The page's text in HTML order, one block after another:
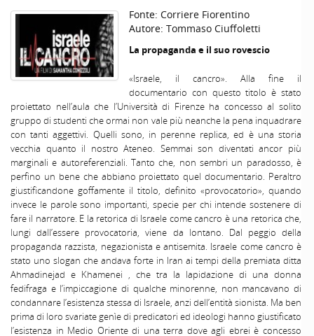
Fonte: Corriere Fiorentino
Autore: Tommaso Ciuffoletti
La propaganda e il suo rovescio
«Israele, il cancro». Alla fine il
documentario con questo titolo è stato
proiettato nell’aula che l’Università di Firenze ha concesso al solito
gruppo di studenti che ormai non vale più neanche la pena inquadrare
con tanti aggettivi. Quelli sono, in perenne replica, ed è una storia
vecchia quanto il nostro Ateneo. Semmai son diventati ancor più
marginali e autoreferenziali. Tanto che, non sembri un paradosso, è
perfino un bene che abbiano proiettato quel documentario. Peraltro
giustificandone goffamente il titolo, definito «provocatorio», quando
invece le parole sono importanti, specie per chi intende sostenere di
fare il narratore. E la retorica di Israele come cancro è una retorica che,
lungi dall’essere provocatoria, viene da lontano. Dal peggio della
propaganda razzista, negazionista e antisemita. Israele come cancro è
stato uno slogan che andava forte in Iran ai tempi della premiata ditta
Ahmadinejad e Khamenei , che tra la lapidazione di una donna
fedifraga e l’impiccagione di qualche minorenne, non mancavano di
condannare l’esistenza stessa di Israele, anzi dell’entità sionista. Ma ben
prima di loro svariate genìe di predicatori ed ideologi hanno giustificato
l’esistenza in Medio Oriente di una terra dove agli ebrei è concesso